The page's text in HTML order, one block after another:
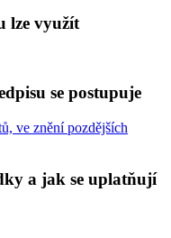
lze využít
se postupuje
ve znění pozdějších
a jak se uplatňují